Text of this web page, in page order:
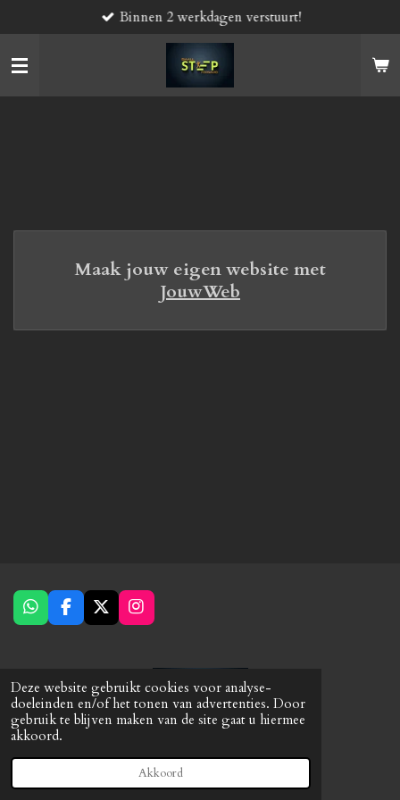
Deze website gebruikt cookies voor analyse-
doeleinden en/of het tonen van advertenties. Door
gebruik te blijven maken van de site gaat u hiermee
akkoord.
Akkoord
direct
naar
de
hoofdinhoud
Binnen 2 werkdagen verstuurt!
Maak jouw eigen website met
JouwWeb
W
h
A
p
p
F
a
o
o
k
X
I
n
g
r
a
© 2023 - 2026 Caps-Products
Powered byJouwWeb